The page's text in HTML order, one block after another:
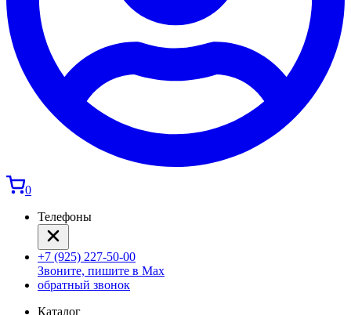
0
Телефоны
+7 (925) 227-50-00
Звоните, пишите в Max
обратный звонок
Каталог